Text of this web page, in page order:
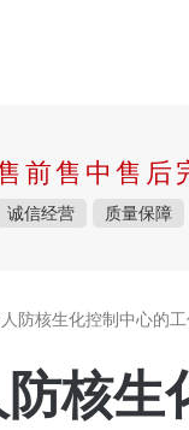
前售中售后
诚信经营 质量保障
防核生化控制中心的
核生